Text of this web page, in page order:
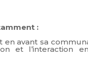
:
avant sa
et l’interaction